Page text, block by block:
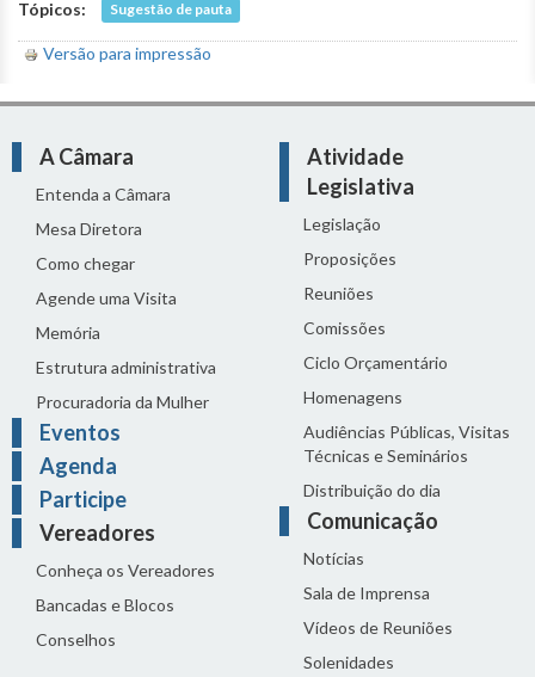
Tópicos: Sugestão de pauta
Versão para impressão
A Câmara
Entenda a Câmara
Mesa Diretora
Como chegar
Agende uma Visita
Memória
Estrutura administrativa
Procuradoria da Mulher
Eventos
Agenda
Participe
Vereadores
Conheça os Vereadores
Bancadas e Blocos
Conselhos
Atividade
Legislativa
Legislação
Proposições
Reuniões
Comissões
Ciclo Orçamentário
Homenagens
Audiências Públicas, Visitas
Técnicas e Seminários
Distribuição do dia
Comunicação
Notícias
Sala de Imprensa
Vídeos de Reuniões
Solenidades